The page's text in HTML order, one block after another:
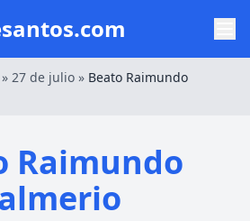
» 27 de julio » Beato Raimundo
Raimundo